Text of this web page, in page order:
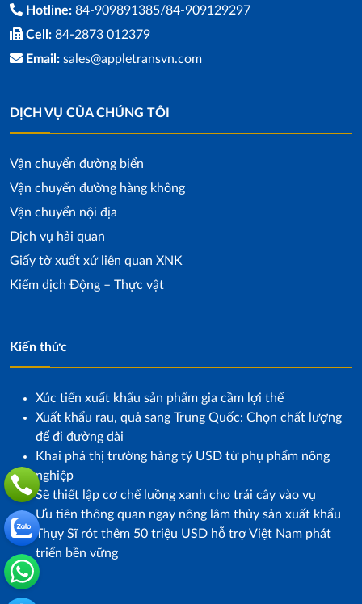
Hotline: 84-909891385/84-909129297
Cell: 84-2873 012379
Email: sales@appletransvn.com
DỊCH VỤ CỦA CHÚNG TÔI
Vận chuyển đường biển
Vận chuyển đường hàng không
Vận chuyển nội địa
Dịch vụ hải quan
Giấy tờ xuất xứ liên quan XNK
Kiểm dịch Động – Thực vật
Kiến thức
Xúc tiến xuất khẩu sản phẩm gia cầm lợi thế
Xuất khẩu rau, quả sang Trung Quốc: Chọn chất lượng
để đi đường dài
Khai phá thị trường hàng tỷ USD từ phụ phẩm nông
nghiệp
Sẽ thiết lập cơ chế luồng xanh cho trái cây vào vụ
Ưu tiên thông quan ngay nông lâm thủy sản xuất khẩu
Thụy Sĩ rót thêm 50 triệu USD hỗ trợ Việt Nam phát
triển bền vững